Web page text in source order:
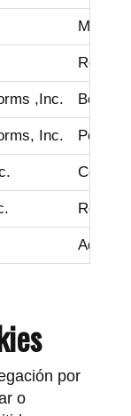
,Inc. Botón
Inc. Perfil
por
o